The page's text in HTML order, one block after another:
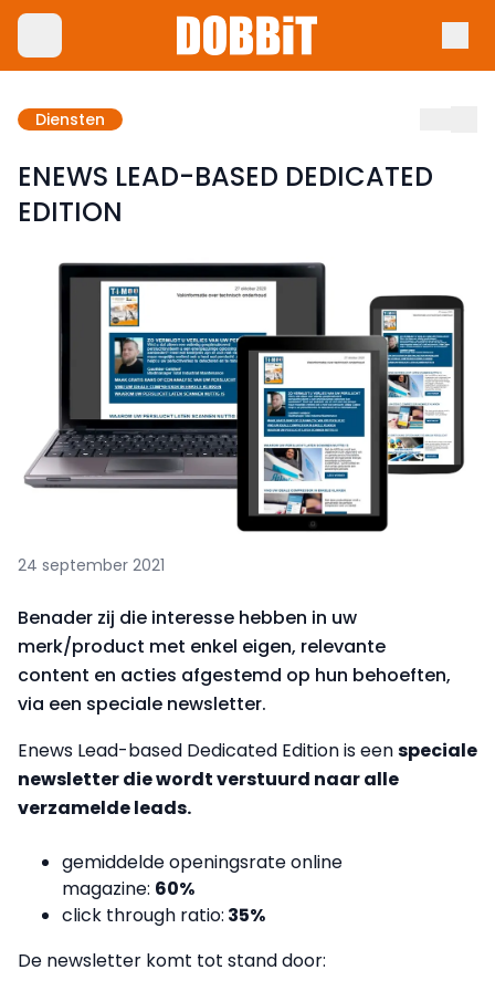
Diensten
ENEWS LEAD-BASED DEDICATED
EDITION
24 september 2021
Benader zij die interesse hebben in uw
merk/product met enkel eigen, relevante
content en acties afgestemd op hun behoeften,
via een speciale newsletter.
Enews Lead-based Dedicated Edition is eenspeciale
newsletter diewordt verstuurd naar alle
verzamelde leads.
gemiddelde openingsrateonline
magazine: 60%
click through ratio: 35%
De newsletter komt tot stand door: